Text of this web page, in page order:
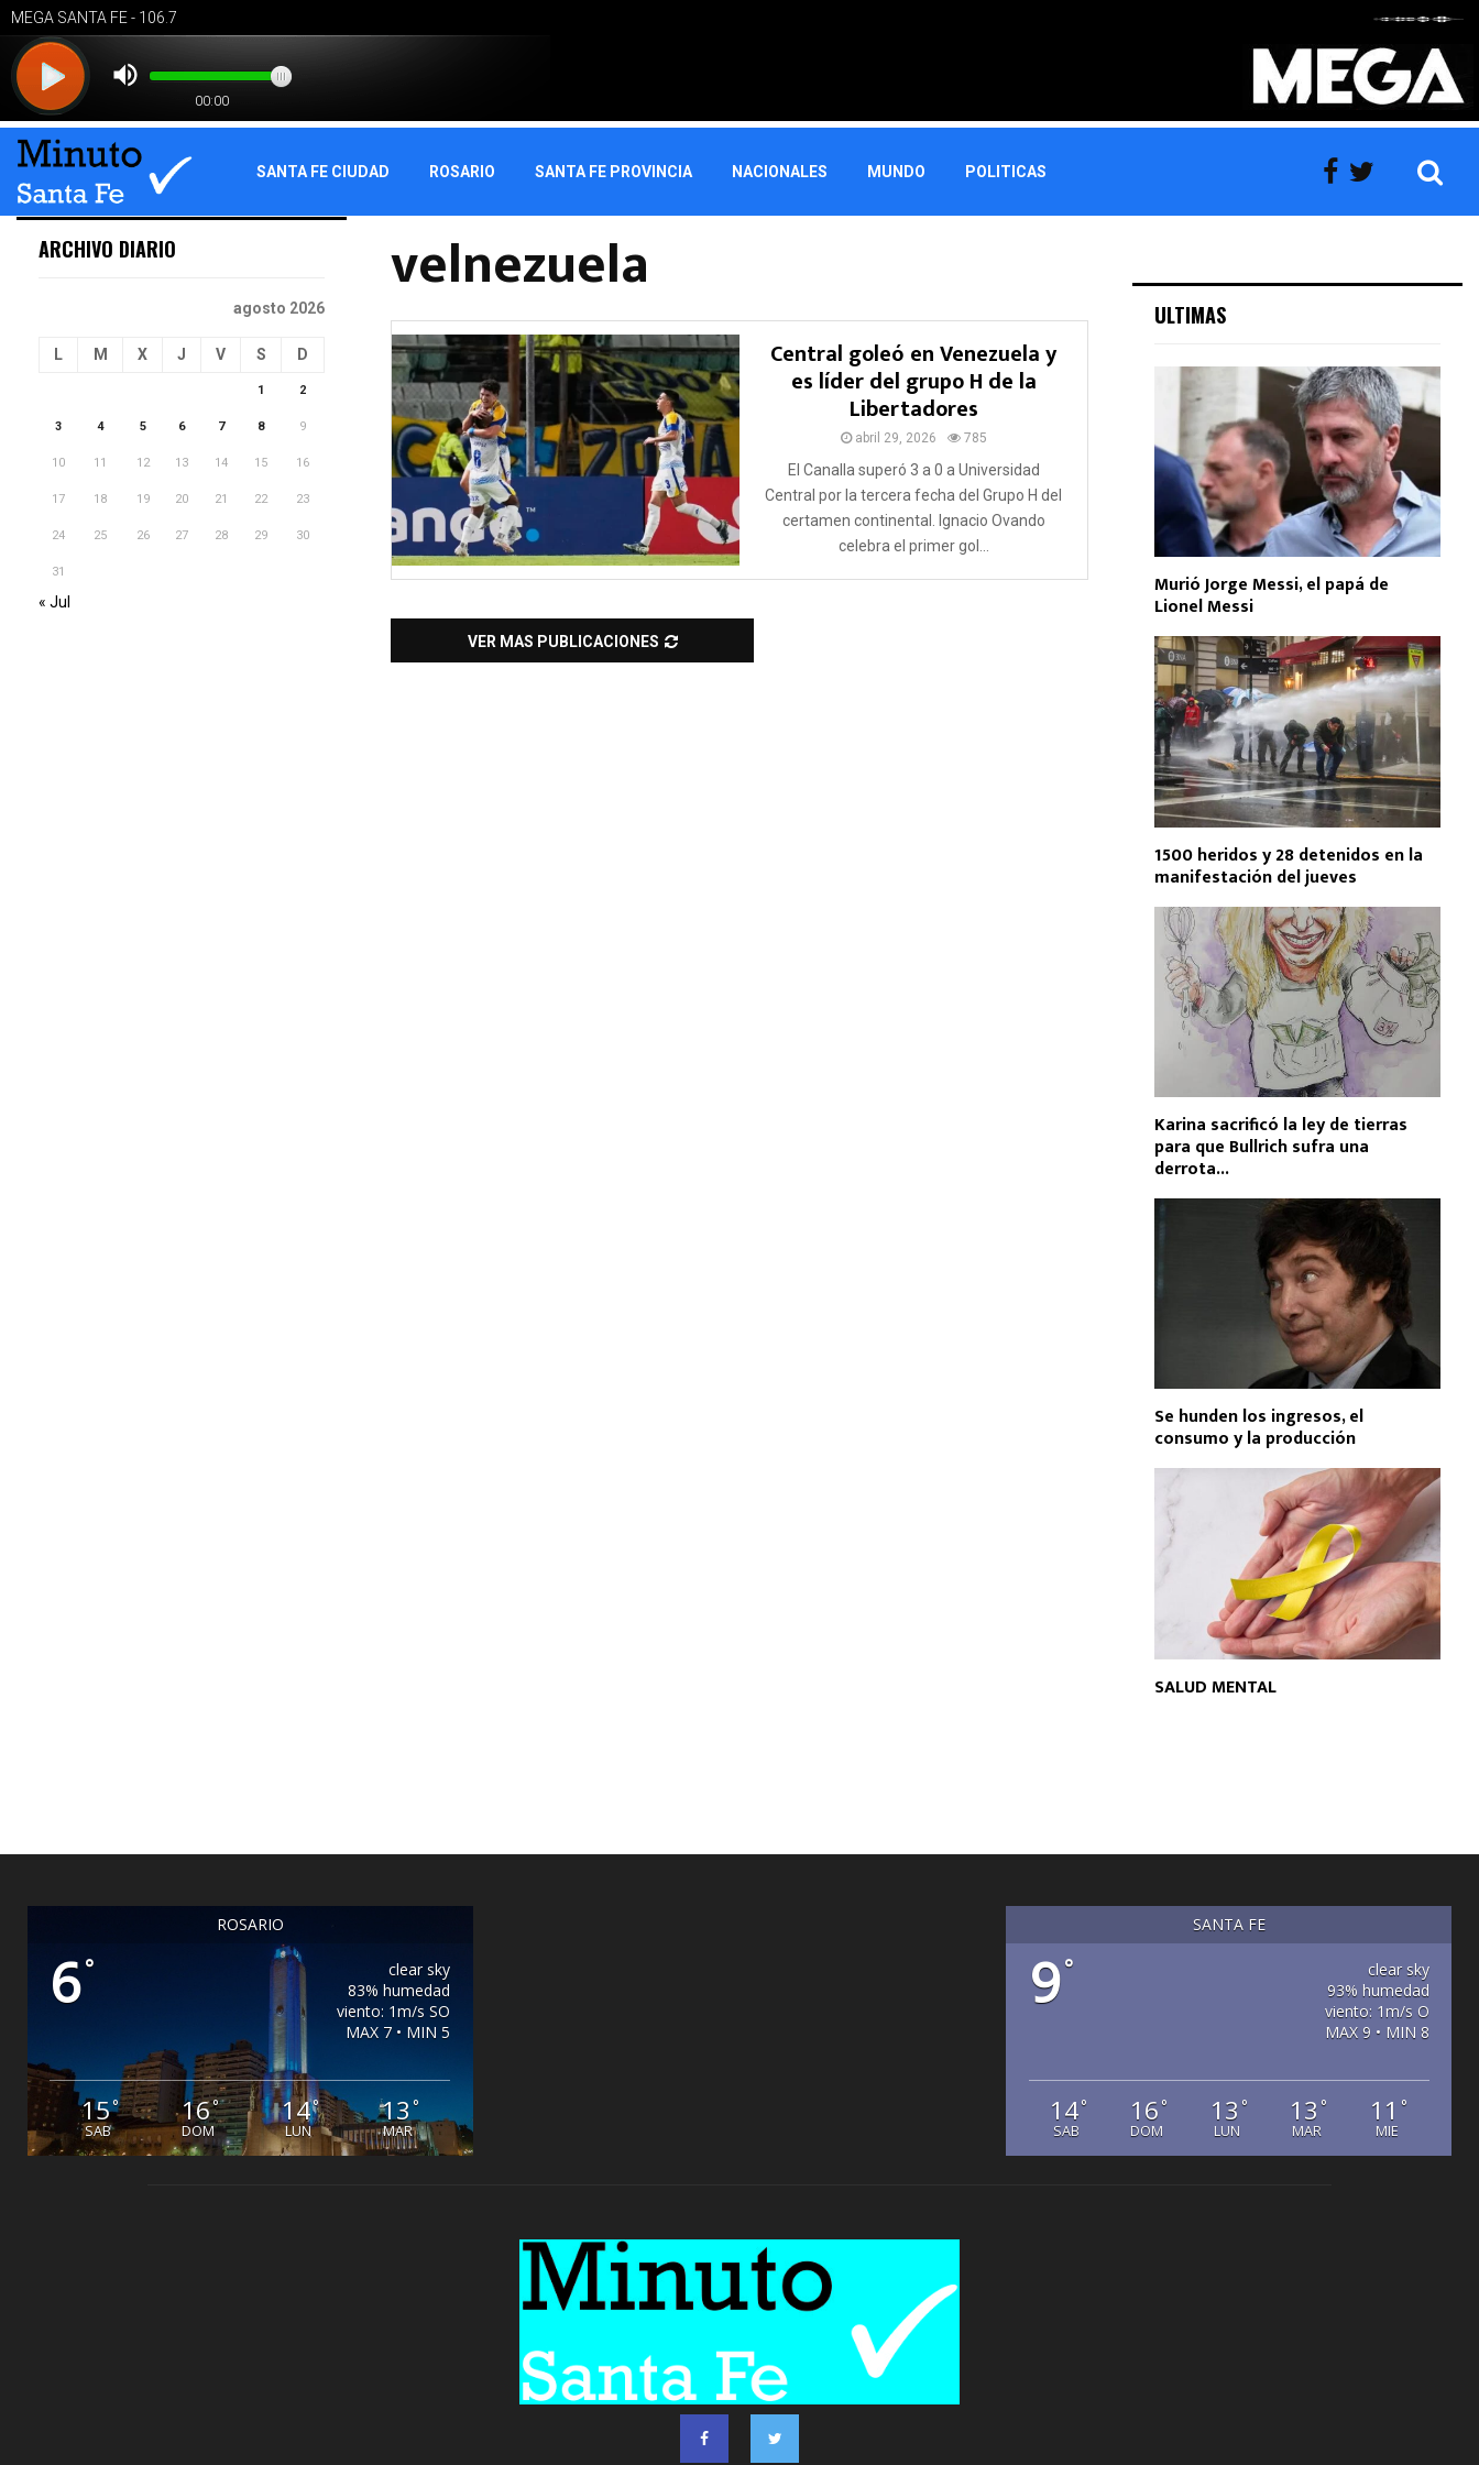
SANTA FE CIUDAD ROSARIO SANTA FE PROVINCIA NACIONALES MUNDO POLITICAS
velnezuela
Central goleó en Venezuela y
es líder del grupo H de la
Libertadores
abril 29, 2026 785
El Canalla superó 3 a 0 a Universidad
Central por la tercera fecha del Grupo H del
certamen continental. Ignacio Ovando
celebra el primer gol...
VER MAS PUBLICACIONES
ARCHIVO DIARIO
agosto 2026
L M X J V S D
1 2
3 4 5 6 7 8 9
10 11 12 13 14 15 16
17 18 19 20 21 22 23
24 25 26 27 28 29 30
31
« Jul
ULTIMAS
Murió Jorge Messi, el papá de
Lionel Messi
1500 heridos y 28 detenidos en la
manifestación del jueves
Karina sacrificó la ley de tierras
para que Bullrich sufra una
derrota...
Se hunden los ingresos, el
consumo y la producción
SALUD MENTAL
ROSARIO
6°
clear sky
83% humedad
viento: 1m/s SO
MAX 7 • MIN 5
15°
SAB
16°
DOM
14°
LUN
13 °
MAR
SANTA FE
9°
clear sky
93% humedad
viento: 1m/s O
MAX 9 • MIN 8
14°
SAB
16°
DOM
13 °
LUN
13 °
MAR
11 °
MIE